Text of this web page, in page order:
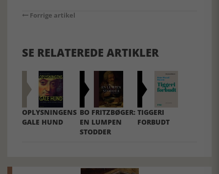
Forrige artikel
SE RELATEREDE ARTIKLER
OPLYSNINGENS
GALE HUND
BO FRITZBØGER:
EN LUMPEN
STODDER
TIGGERI
FORBUDT